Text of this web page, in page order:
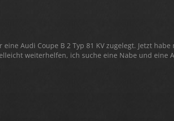
Audi Coupe B 2 Typ 81 KV zugelegt. Jetzt
weiterhelfen, ich suche eine Nabe und eine